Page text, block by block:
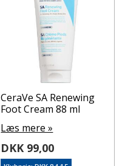
CeraVe SA Renewing
Foot Cream 88 ml
Læs mere »
DKK 99,00